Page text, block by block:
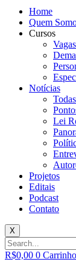
Home
Quem
Cursos
Notícias
Lei
Projetos
Editais
Podcast
Contato
X
R$0,00 0 Carrinho